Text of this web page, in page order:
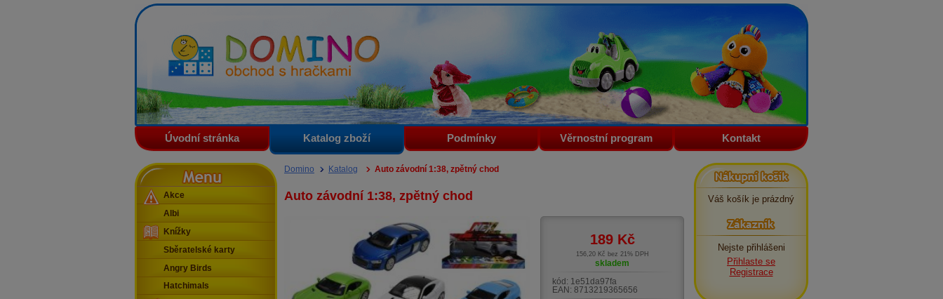
Domino - obchod s hračkami
Úvodní stránka Katalog zboží Podmínky Věrnostní program Kontakt
Domino Katalog Auto závodní 1:38, zpětný chod
Auto závodní 1:38, zpětný chod
189 Kč
156,20 Kč bez 21% DPH
skladem
kód: 1e51da97fa
EAN: 8713219365656
Menu
Akce
Albi
Knížky
Sběratelské karty
Angry Birds
Hatchimals
Nákupní košík
Váš košík je prázdný
Zákazník
Nejste přihlášeni
Přihlaste se
Registrace